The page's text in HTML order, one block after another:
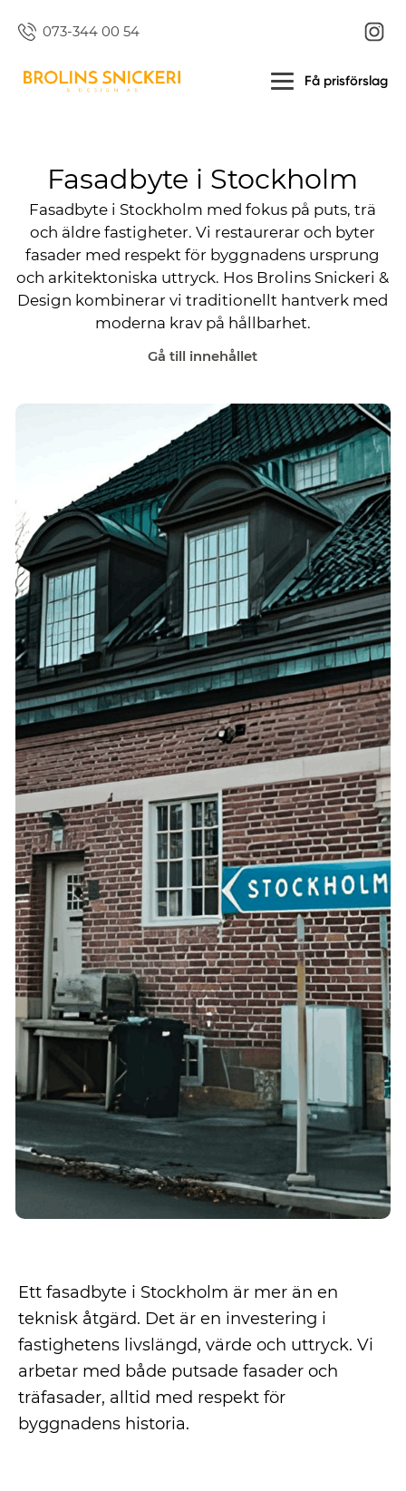
073-344 00 54
Få prisförslag
Fasadbyte i Stockholm
Fasadbyte i Stockholm med fokus på puts, trä
och äldre fastigheter. Vi restaurerar och byter
fasader med respekt för byggnadens ursprung
och arkitektoniska uttryck. Hos Brolins Snickeri &
Design kombinerar vi traditionellt hantverk med
moderna krav på hållbarhet.
Gå till innehållet
Ett fasadbyte i Stockholm är mer än en
teknisk åtgärd. Det är en investering i
fastighetens livslängd, värde och uttryck. Vi
arbetar med både putsade fasader och
träfasader, alltid med respekt för
byggnadens historia.